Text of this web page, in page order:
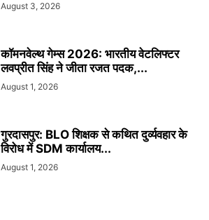
August 3, 2026
कॉमनवेल्थ गेम्स 2026: भारतीय वेटलिफ्टर
लवप्रीत सिंह ने जीता रजत पदक,...
August 1, 2026
गुरदासपुर: BLO शिक्षक से कथित दुर्व्यवहार के
विरोध में SDM कार्यालय...
August 1, 2026